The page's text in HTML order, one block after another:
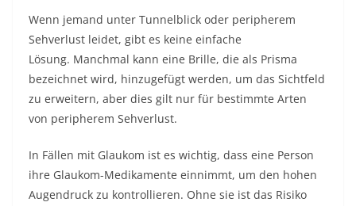
Wenn jemand unter Tunnelblick oder peripherem
Sehverlust leidet, gibt es keine einfache
Lösung. Manchmal kann eine Brille, die als Prisma
bezeichnet wird, hinzugefügt werden, um das Sichtfeld
zu erweitern, aber dies gilt nur für bestimmte Arten
von peripherem Sehverlust.
In Fällen mit Glaukom ist es wichtig, dass eine Person
ihre Glaukom-Medikamente einnimmt, um den hohen
Augendruck zu kontrollieren. Ohne sie ist das Risiko